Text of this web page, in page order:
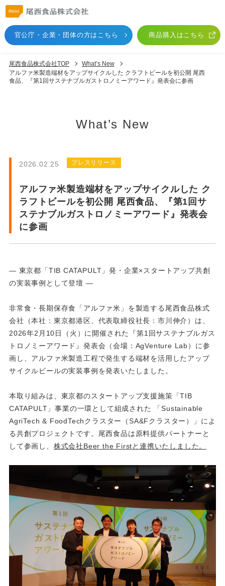
官公庁・企業・団体の方はこちら 商品購入はこちら
尾西食品株式会社TOP
What’s New
アルファ米製造端材をアップサイクルした クラフトビールを初公開 尾西
食品、『第1回サステナブルガストロノミーアワード』発表会に参画
What’s New
2026.02.25 プレスリリース
アルファ米製造端材をアップサイクルした ク
ラフトビールを初公開 尾西食品、『第1回サ
ステナブルガストロノミーアワード』発表会
に参画
― 東京都「TIB CATAPULT」発・企業×スタートアップ共創
の実装事例として登壇 ―
非常食・長期保存食「アルファ米」を製造する尾西食品株式
会社（本社：東京都港区、代表取締役社長：市川伸介）は、
2026年2月10日（火）に開催された『第1回サステナブルガス
トロノミーアワード』発表会（会場：AgVenture Lab）に参
画し、アルファ米製造工程で発生する端材を活用したアップ
サイクルビールの実装事例を発表いたしました。
本取り組みは、東京都のスタートアップ支援施策「TIB
CATAPULT」事業の一環として組成された 「Sustainable
AgriTech & FoodTechクラスター（SA&Fクラスター）」によ
る共創プロジェクトです。尾西食品は原料提供パートナーと
して参画し、 株式会社Beer the Firstと連携いたしました。